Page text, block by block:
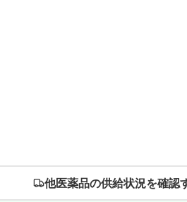
他医薬品の供給状況を確認